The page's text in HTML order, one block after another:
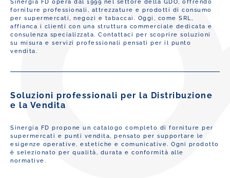
Sinergia FD opera dal 1999 nel settore della GDO, offrendo
forniture professionali, attrezzature e prodotti di consumo
per supermercati, negozi e tabaccai. Oggi, come SRL,
affianca i clienti con una struttura commerciale dedicata e
consulenza specializzata. Contattaci per scoprire soluzioni
su misura e servizi professionali pensati per il punto
vendita.
Soluzioni professionali per la Distribuzione
e la Vendita
Sinergia FD propone un catalogo completo di forniture per
supermercati e punti vendita, pensato per supportare le
esigenze operative, estetiche e comunicative. Ogni prodotto
è selezionato per qualità, durata e conformità alle
normative.